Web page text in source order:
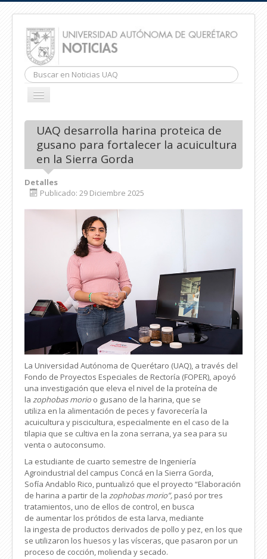
Buscar...
CAMBIAR
UAQ desarrolla harina proteica de
gusano para fortalecer la acuicultura
en la Sierra Gorda
Detalles
Publicado: 29 Diciembre 2025
La Universidad Autónoma de Querétaro (UAQ), a través del
Fondo de Proyectos Especiales de Rectoría (FOPER), apoyó
una investigación que eleva el nivel de la proteína de
la zophobas morio o gusano de la harina, que se
utiliza en la alimentación de peces yfavorecería la
acuicultura y piscicultura, especialmente en el caso de la
tilapia que se cultiva en la zona serrana, ya sea para su
venta o autoconsumo.
La estudiante de cuarto semestre de Ingeniería
Agroindustrial del campus Concá en la Sierra Gorda,
Sofía Andablo Rico, puntualizó que el proyecto “Elaboración
de harina a partir de la zophobas morio”, pasó por tres
tratamientos, uno de ellos de control, en busca
de aumentar los prótidos de esta larva, mediante
la ingesta de productos derivados de pollo y pez, en los que
se utilizaron los huesos y las vísceras, que pasaron por un
proceso de cocción, molienda y secado.